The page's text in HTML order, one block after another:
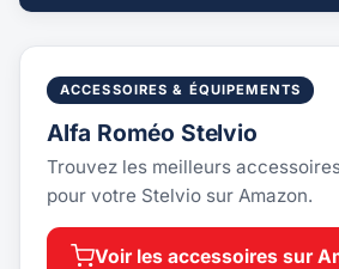
ACCESSOIRES & ÉQUIPEMENTS
Alfa Roméo Stelvio
Trouvez les meilleurs
pour votre Stelvio sur Amazon.
Voir les accessoires sur